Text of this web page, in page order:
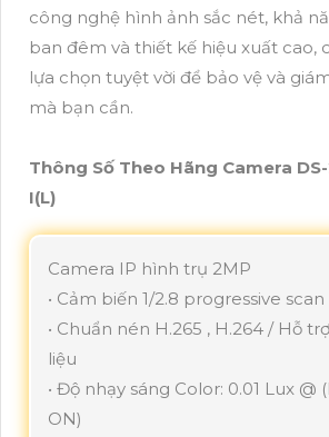
công nghệ hình ảnh sắc nét, khả
ban đêm và thiết kế hiệu xuất cao,
lựa chọn tuyệt vời để bảo vệ và
mà bạn cần.
Thông Số Theo Hãng Camera
I(L)
Camera IP hình trụ 2MP
• Cảm biến 1/2.8 progressive scan
• Chuẩn nén H.265 , H.264 / Hỗ
liệu
• Độ nhạy sáng Color: 0.01 Lux @
ON)